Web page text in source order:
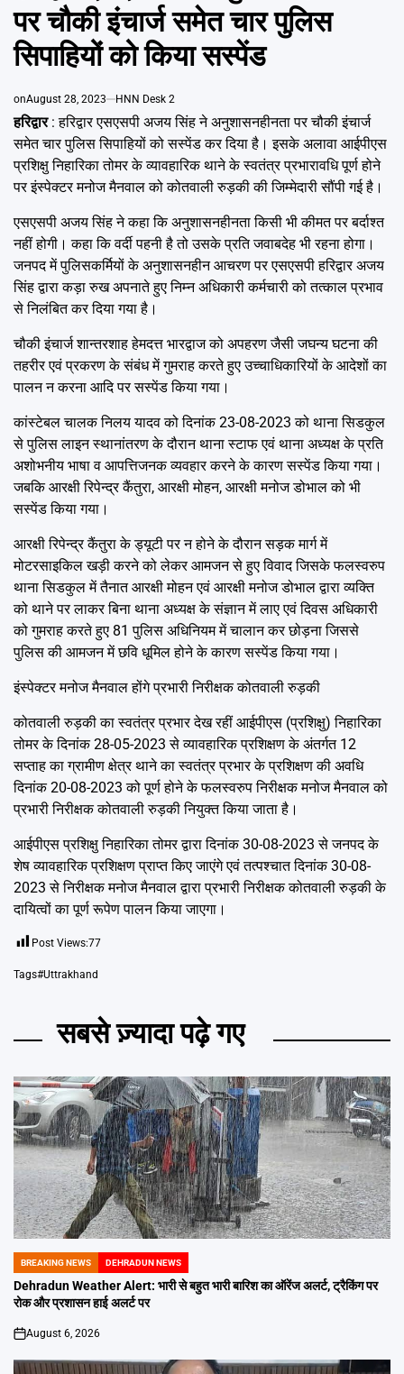
पर चौकी इंचार्ज समेत चार पुलिस
सिपाहियों को किया सस्पेंड
onAugust 28, 2023 HNN Desk 2
हरिद्वार: हरिद्वार एसएसपी अजय सिंह ने अनुशासनहीनता पर चौकी इंचार्ज
समेत चार पुलिस सिपाहियों को सस्पेंड कर दिया है। इसके अलावा आईपीएस
प्रशिक्षु निहारिका तोमर के व्यावहारिक थाने के स्वतंत्र प्रभारावधि पूर्ण होने
पर इंस्पेक्टर मनोज मैनवाल को कोतवाली रुड़की की जिम्मेदारी सौंपी गई है।
एसएसपी अजय सिंह ने कहा कि अनुशासनहीनता किसी भी कीमत पर बर्दाश्त
नहीं होगी। कहा कि वर्दी पहनी है तो उसके प्रति जवाबदेह भी रहना होगा।
जनपद में पुलिसकर्मियों के अनुशासनहीन आचरण पर एसएसपी हरिद्वार अजय
सिंह द्वारा कड़ा रुख अपनाते हुए निम्न अधिकारी कर्मचारी को तत्काल प्रभाव
से निलंबित कर दिया गया है।
चौकी इंचार्ज शान्तरशाह हेमदत्त भारद्वाज को अपहरण जैसी जघन्य घटना की
तहरीर एवं प्रकरण के संबंध में गुमराह करते हुए उच्चाधिकारियों के आदेशों का
पालन न करना आदि पर सस्पेंड किया गया।
कांस्टेबल चालक निलय यादव को दिनांक 23-08-2023 को थाना सिडकुल
से पुलिस लाइन स्थानांतरण के दौरान थाना स्टाफ एवं थाना अध्यक्ष के प्रति
अशोभनीय भाषा व आपत्तिजनक व्यवहार करने के कारण सस्पेंड किया गया।
जबकि आरक्षी रिपेन्द्र कैंतुरा, आरक्षी मोहन, आरक्षी मनोज डोभाल को भी
सस्पेंड किया गया।
आरक्षी रिपेन्द्र कैंतुरा के ड्यूटी पर न होने के दौरान सड़क मार्ग में
मोटरसाइकिल खड़ी करने को लेकर आमजन से हुए विवाद जिसके फलस्वरुप
थाना सिडकुल में तैनात आरक्षी मोहन एवं आरक्षी मनोज डोभाल द्वारा व्यक्ति
को थाने पर लाकर बिना थाना अध्यक्ष के संज्ञान में लाए एवं दिवस अधिकारी
को गुमराह करते हुए 81 पुलिस अधिनियम में चालान कर छोड़ना जिससे
पुलिस की आमजन में छवि धूमिल होने के कारण सस्पेंड किया गया।
इंस्पेक्टर मनोज मैनवाल होंगे प्रभारी निरीक्षक कोतवाली रुड़की
कोतवाली रुड़की का स्वतंत्र प्रभार देख रहीं आईपीएस (प्रशिक्षु) निहारिका
तोमर के दिनांक 28-05-2023 से व्यावहारिक प्रशिक्षण के अंतर्गत 12
सप्ताह का ग्रामीण क्षेत्र थाने का स्वतंत्र प्रभार के प्रशिक्षण की अवधि
दिनांक 20-08-2023 को पूर्ण होने के फलस्वरुप निरीक्षक मनोज मैनवाल को
प्रभारी निरीक्षक कोतवाली रुड़की नियुक्त किया जाता है।
आईपीएस प्रशिक्षु निहारिका तोमर द्वारा दिनांक 30-08-2023 से जनपद के
शेष व्यावहारिक प्रशिक्षण प्राप्त किए जाएंगे एवं तत्पश्चात दिनांक 30-08-
2023 से निरीक्षक मनोज मैनवाल द्वारा प्रभारी निरीक्षक कोतवाली रुड़की के
दायित्वों का पूर्ण रूपेण पालन किया जाएगा।
Post Views:77
Tags#Uttrakhand
सबसे ज़्यादा पढ़े गए
POSTED
IN
BREAKING NEWS DEHRADUN NEWS
Dehradun Weather Alert: भारी से बहुत भारी बारिश का ऑरेंज अलर्ट, ट्रैकिंग पर
रोक और प्रशासन हाई अलर्ट पर
on
August 6, 2026